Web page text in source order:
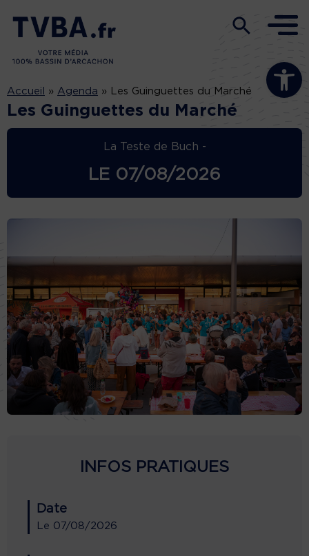
Ouvrir la
Accueil » Agenda » Les Guinguettes du Marché
Les Guinguettes du Marché
La Teste de Buch -
LE 07/08/2026
INFOS PRATIQUES
Date
Le 07/08/2026